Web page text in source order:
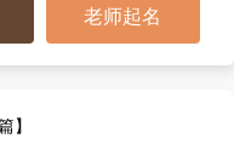
老师起名
】